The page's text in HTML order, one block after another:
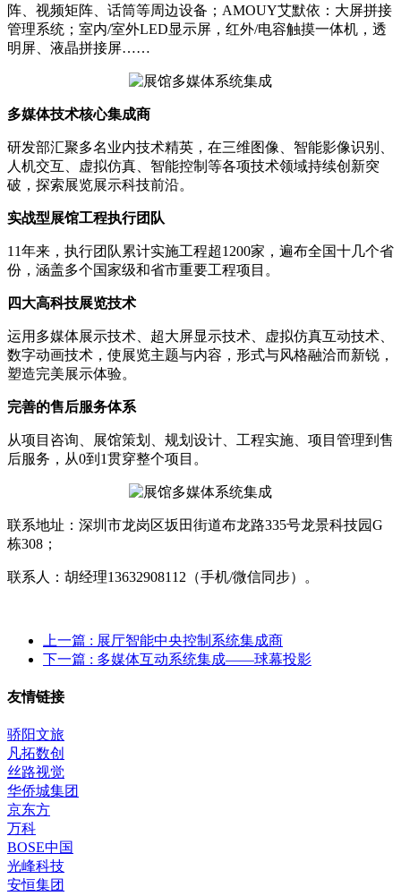
阵、视频矩阵、话筒等周边设备；AMOUY艾默依：大屏拼接
管理系统；室内/室外LED显示屏，红外/电容触摸一体机，透
明屏、液晶拼接屏……
多媒体技术核心集成商
研发部汇聚多名业内技术精英，在三维图像、智能影像识别、
人机交互、虚拟仿真、智能控制等各项技术领域持续创新突
破，探索展览展示科技前沿。
实战型展馆工程执行团队
11年来，执行团队累计实施工程超1200家，遍布全国十几个省
份，涵盖多个国家级和省市重要工程项目。
四大高科技展览技术
运用多媒体展示技术、超大屏显示技术、虚拟仿真互动技术、
数字动画技术，使展览主题与内容，形式与风格融洽而新锐，
塑造完美展示体验。
完善的售后服务体系
从项目咨询、展馆策划、规划设计、工程实施、项目管理到售
后服务，从0到1贯穿整个项目。
联系地址：深圳市龙岗区坂田街道布龙路335号龙景科技园G
栋308；
联系人：胡经理13632908112（手机/微信同步）。
上一篇 : 展厅智能中央控制系统集成商
下一篇 : 多媒体互动系统集成——球幕投影
友情链接
骄阳文旅
凡拓数创
丝路视觉
华侨城集团
京东方
万科
BOSE中国
光峰科技
安恒集团